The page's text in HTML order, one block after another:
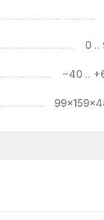
0 ..
−40 ..